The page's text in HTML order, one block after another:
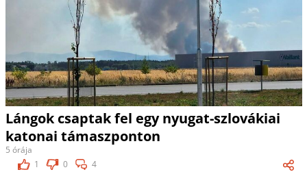
Lángok csaptak fel egy nyugat-szlovákiai
katonai támaszponton
5 órája
1
0 4